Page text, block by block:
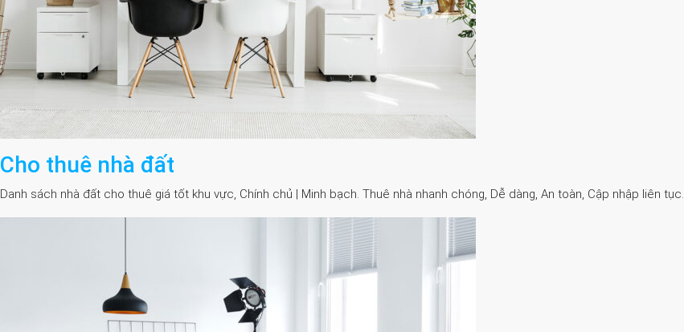
Cho thuê nhà đất
Danh sách nhà đất cho thuê giá tốt khu vực, Chính chủ | Minh bạch. Thuê nhà nhanh chóng, Dễ dàng, An toàn, Cập nhập liên tục.